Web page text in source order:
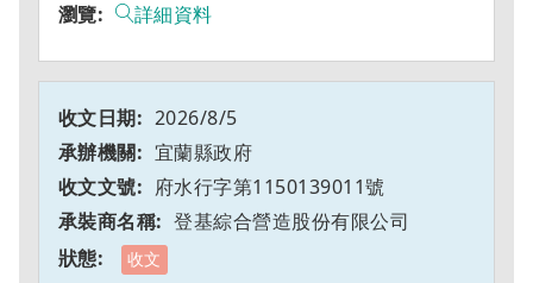
詳細資料
2026/8/5
宜蘭縣政府
府水行字第1150139011號
登基綜合營造股份有限公司
收文